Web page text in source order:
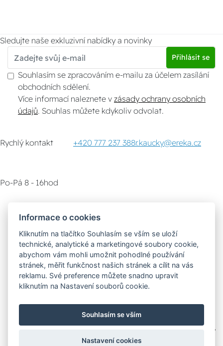
Sledujte naše exkluzivní nabídky a novinky
Přihlásit se
Souhlasím se zpracováním e-mailu za účelem zasílání
obchodních sdělení.
Více informací naleznete v zásady ochrany osobních
údajů . Souhlas můžete kdykoliv odvolat.
Rychlý kontakt +420 777 237 388r.kaucky@ereka.cz
Po-Pá 8 - 16hod
Poradna
Možnosti dopravy
Bezpečná a rychlá platba
Informace o cookies
Kliknutím na tlačítko Souhlasím se vším se uloží
technické, analytické a marketingové soubory cookie,
abychom vám mohli umožnit pohodlné používání
stránek, měřit funkčnost našich stránek a cílit na vás
reklamu. Své preference můžete snadno upravit
kliknutím na Nastavení souborů cookie.
Souhlasím se vším
Nastavení cookies